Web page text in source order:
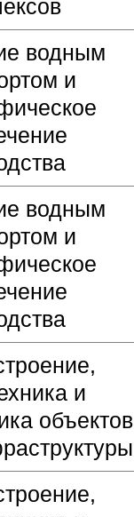
водным
и
водным
и
и
объектов